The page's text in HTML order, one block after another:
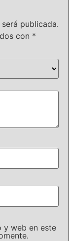
publicada.
con *
y web en este